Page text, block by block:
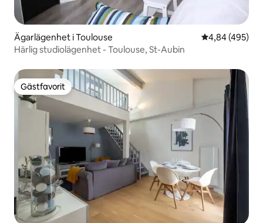
Ägarlägenhet i Toulouse 4,84 av 5 i
4,84 (495)
Härlig studiolägenhet - Toulouse, St-Aubin
Gästfavorit
Gästfavorit